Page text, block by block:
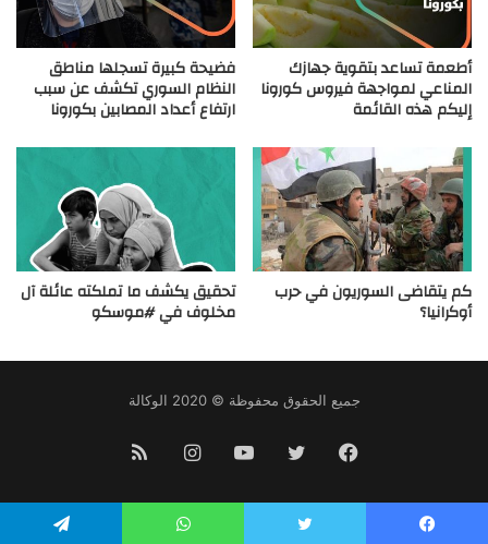
أطعمة تساعد بتقوية جهازك
المناعي لمواجهة فيروس كورونا
إليكم هذه القائمة
فضيحة كبيرة تسجلها مناطق
النظام السوري تكشف عن سبب
ارتفاع أعداد المصابين بكورونا
كم يتقاضى السوريون في حرب
أوكرانيا؟
تحقيق يكشف ما تملكته عائلة آل
مخلوف في #موسكو
جميع الحقوق محفوظة © 2020 الوكالة
فيسبوك تويتر يوتيوب انستقرام
الموقع